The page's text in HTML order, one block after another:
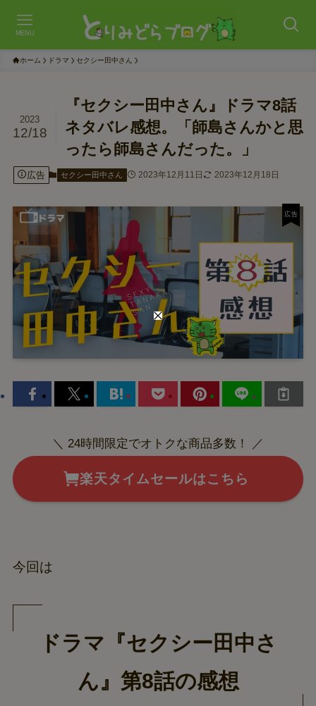
MENU
ホーム ドラマ セクシー田中さん
『セクシー田中さん』ドラマ8話
ネタバレ感想。「師島さんかと思
ったら師島さんだった。」
2023
12/18
広告 セクシー田中さん 2023年12月11日 2023年12月18日
＼ 24時間限定でオトクな商品多数！ ／
楽天タイムセールはこちら
今回は
ドラマ『セクシー田中さ
ん』第8話の感想